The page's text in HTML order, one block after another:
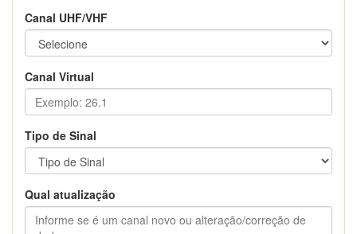
Canal UHF/VHF
Canal Virtual
Tipo de Sinal
Qual atualização